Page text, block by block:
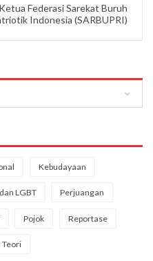
Federasi Sarekat Buruh
Indonesia (SARBUPRI)
Kebudayaan
LGBT Perjuangan
Pojok Reportase
Teori